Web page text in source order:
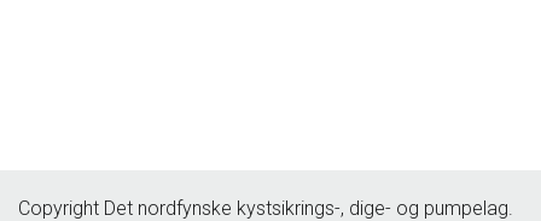
Copyright Det nordfynske kystsikrings-, dige- og pumpelag.